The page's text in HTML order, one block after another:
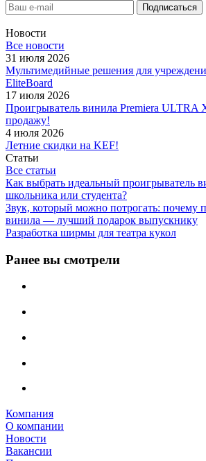
Новости
Все новости
31 июля 2026
Мультимедийные решения для
EliteBoard
17 июля 2026
Проигрыватель винила Premiera ULTRA
продажу!
4 июля 2026
Летние скидки на KEF!
Статьи
Все статьи
Как выбрать идеальный проигрыватель
школьника или студента?
Звук, который можно потрогать: почему
винила — лучший подарок выпускнику
Разработка ширмы для театра кукол
Ранее вы смотрели
Компания
О компании
Новости
Вакансии